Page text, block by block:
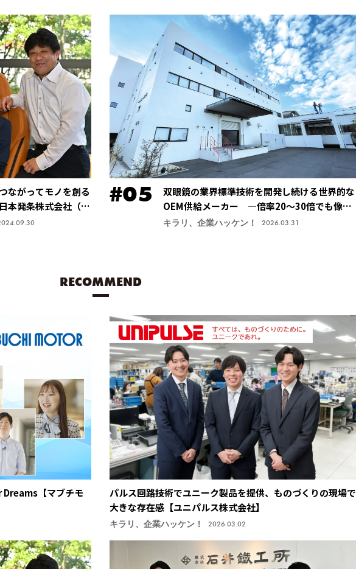
ながってモノを創る
本発条株式会社（ニ
双眼鏡の業界標準技術を開発し続ける世界的な
OEM供給メーカー ―倍率20～30倍でも像が
安定する手振れ防止技術で特許取得、今後の主
キラリ、企業ハッケン！ 2026.03.31
RECOMMEND
【マブチモ
パルス回路技術でユニーク製品を提供、ものづくりの現場で
大きな存在感【ユニパルス株式会社】
キラリ、企業ハッケン！ 2026.03.02